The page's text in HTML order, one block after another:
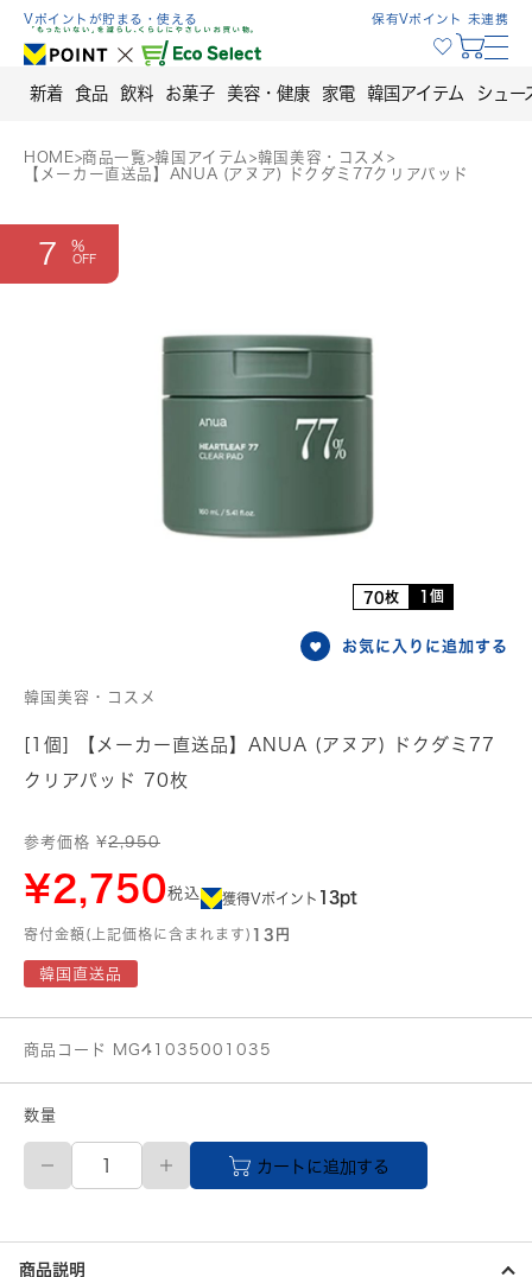
Skip
content
Vポイントが貯まる・使える 保有Vポイント 未連携
新着 食品 飲料 お菓子 美容・健康 家電 韓国アイテム シュー
HOME>商品一覧>韓国アイテム>韓国美容・コスメ >
【メーカー直送品】ANUA (アヌア) ドクダミ77クリアパッド
7
70枚 1個
お気に入りに追加する
韓国美容・コスメ
[1個] 【メーカー直送品】ANUA (アヌア) ドクダミ77
クリアパッド 70枚
参考価格 ¥2,950
¥2,750税込 獲得Vポイント 13pt
寄付金額(上記価格に含まれます) 13円
韓国直送品
商品コード MG41035001035
数量
【メ
カ
直
送
カートに追加する
商品説明